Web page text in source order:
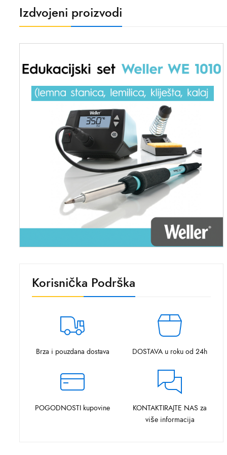
Izdvojeni proizvodi
Korisnička Podrška
Brza i pouzdana dostava DOSTAVA u roku od 24h
POGODNOSTI kupovine
KONTAKTIRAJTE NAS za
više informacija